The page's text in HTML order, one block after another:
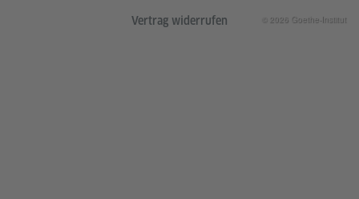
© 2026 Goethe-Institut
Vertrag widerrufen